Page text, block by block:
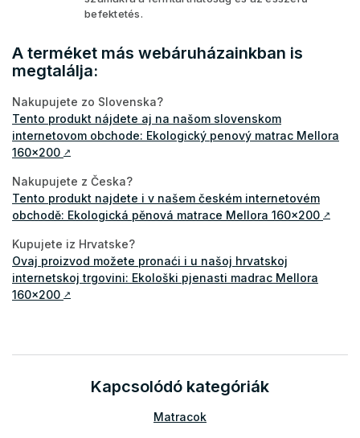
befektetés.
A terméket más webáruházainkban is
megtalálja:
Nakupujete zo Slovenska?
Tento produkt nájdete aj na našom slovenskom
internetovom obchode: Ekologický penový matrac Mellora
160x200 ↗
Nakupujete z Česka?
Tento produkt najdete i v našem českém internetovém
obchodě: Ekologická pěnová matrace Mellora 160x200 ↗
Kupujete iz Hrvatske?
Ovaj proizvod možete pronaći i u našoj hrvatskoj
internetskoj trgovini: Ekološki pjenasti madrac Mellora
160x200 ↗
Kapcsolódó kategóriák
Matracok